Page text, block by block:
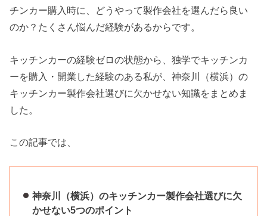
チンカー購入時に、どうやって製作会社を選んだら良い
のか？たくさん悩んだ経験があるからです。
キッチンカーの経験ゼロの状態から、独学でキッチンカ
ーを購入・開業した経験のある私が、神奈川（横浜）の
キッチンカー製作会社選びに欠かせない知識をまとめま
した。
この記事では、
神奈川（横浜）のキッチンカー製作会社選びに欠
かせない5つのポイント